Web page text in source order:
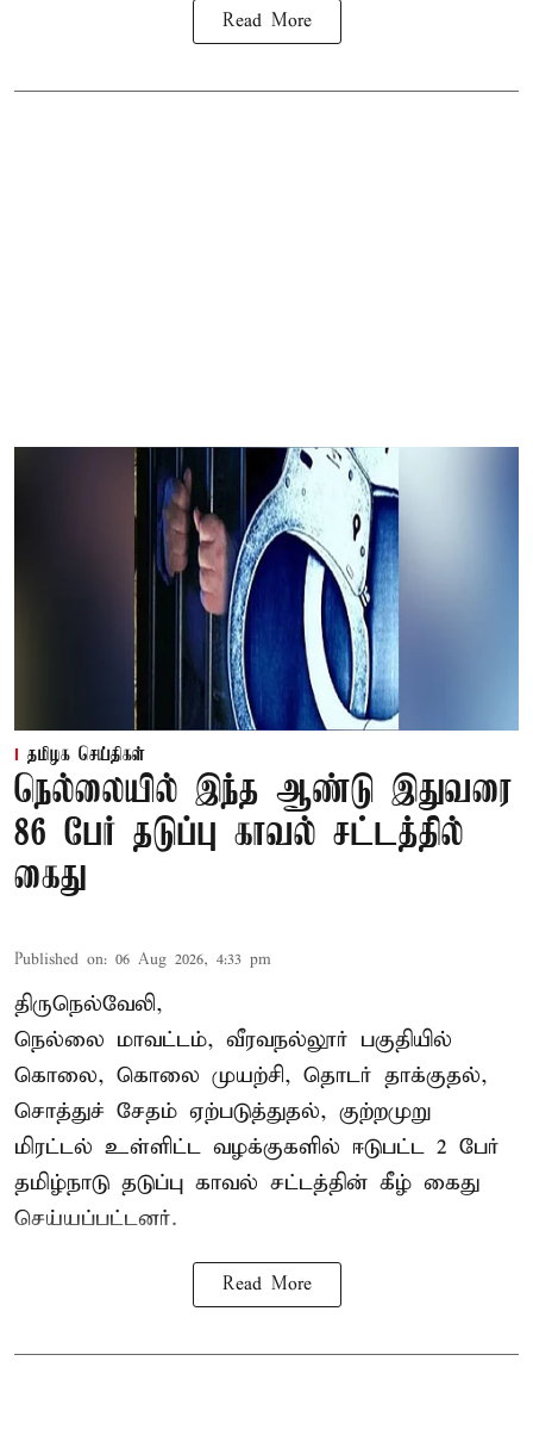
Read More
தமிழக செய்திகள்
நெல்லையில் இந்த ஆண்டு இதுவரை
86 பேர் தடுப்பு காவல் சட்டத்தில்
கைது
Published on: 06 Aug 2026, 4:33 pm
திருநெல்வேலி,
நெல்லை மாவட்டம், வீரவநல்லூர் பகுதியில்
கொலை, கொலை முயற்சி, தொடர் தாக்குதல்,
சொத்துச் சேதம் ஏற்படுத்துதல், குற்றமுறு
மிரட்டல் உள்ளிட்ட வழக்குகளில் ஈடுபட்ட 2 பேர்
தமிழ்நாடு தடுப்பு காவல் சட்டத்தின் கீழ் கைது
செய்யப்பட்டனர்.
Read More